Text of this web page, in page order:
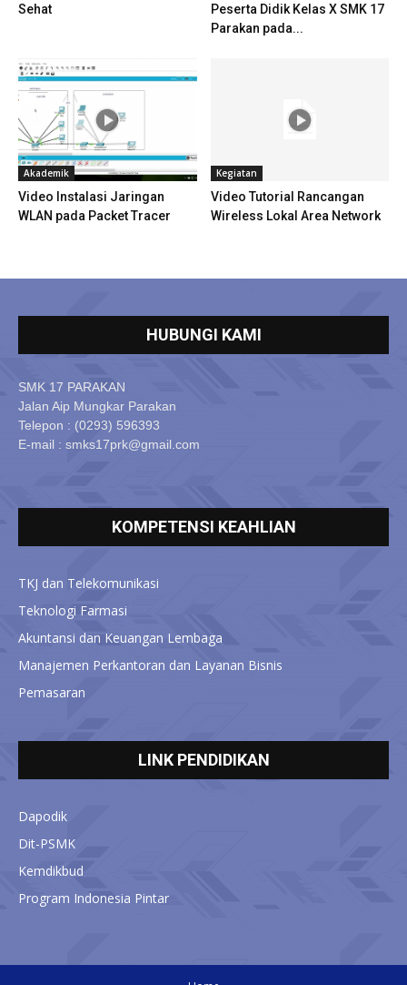
Sehat
Peserta Didik Kelas X SMK 17
Parakan pada...
Akademik
Video Instalasi Jaringan
WLAN pada Packet Tracer
Kegiatan
Video Tutorial Rancangan
Wireless Lokal Area Network
HUBUNGI KAMI
SMK 17 PARAKAN
Jalan Aip Mungkar Parakan
Telepon : (0293) 596393
E-mail : smks17prk@gmail.com
KOMPETENSI KEAHLIAN
TKJ dan Telekomunikasi
Teknologi Farmasi
Akuntansi dan Keuangan Lembaga
Manajemen Perkantoran dan Layanan Bisnis
Pemasaran
LINK PENDIDIKAN
Dapodik
Dit-PSMK
Kemdikbud
Program Indonesia Pintar